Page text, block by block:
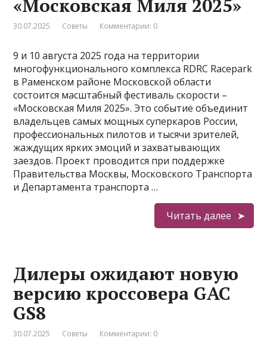
«Московская Миля 2025»
30.07.2025 Советы Комментарии: 0
9 и 10 августа 2025 года на территории
многофункционального комплекса RDRC Racepark
в Раменском районе Московской области
состоится масштабный фестиваль скорости –
«Московская Миля 2025». Это событие объединит
владельцев самых мощных суперкаров России,
профессиональных пилотов и тысячи зрителей,
жаждущих ярких эмоций и захватывающих
заездов. Проект проводится при поддержке
Правительства Москвы, Московского Транспорта
и Департамента транспорта …
Читать далее
Дилеры ожидают новую
версию кроссовера GAC
GS8
30.07.2025 Советы Комментарии: 0